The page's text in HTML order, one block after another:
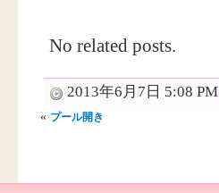
No related posts.
2013年6月7日 5:08 PM
« プール開き